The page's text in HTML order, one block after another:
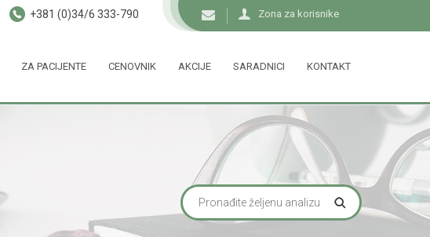
Zona za korisnike
+381 (0)34/6 333-790
ZA PACIJENTE CENOVNIK AKCIJE SARADNICI KONTAKT